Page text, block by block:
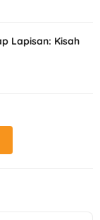
Lapisan: Kisah